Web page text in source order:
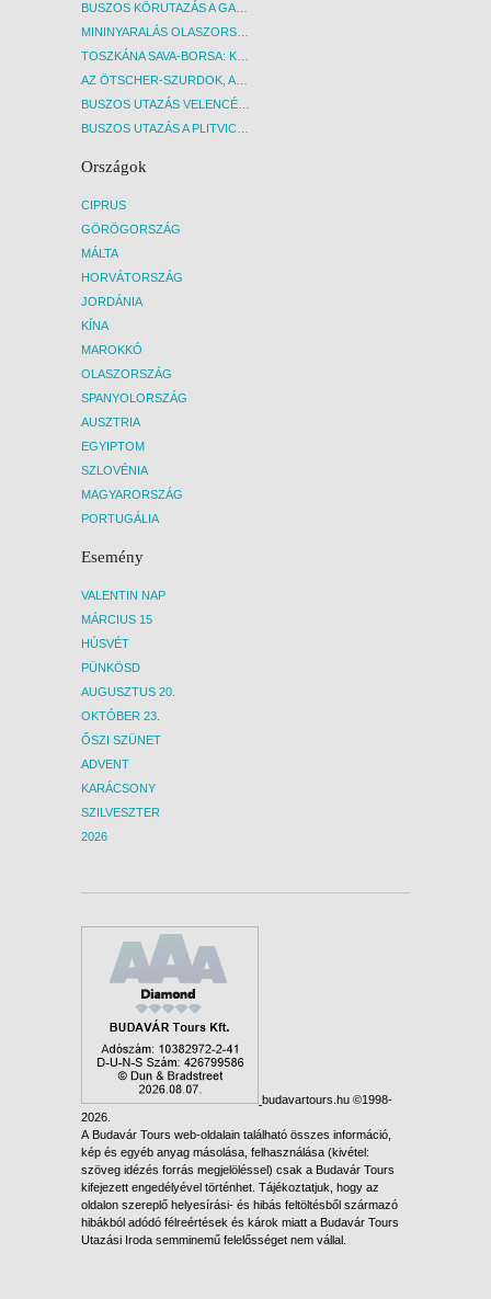
BUSZOS KÖRUTAZÁS A GARDA-TÓ KÖRNYÉKÉN - BUDAPEST, BUSZ
MININYARALÁS OLASZORSZÁGBAN: ÉSZAK-OLASZ GYÖNGYSZEMEK NYOMÁBAN - BUDAPEST, BUSZ
TOSZKÁNA SAVA-BORSA: KÓSTOLÓK ÉS KULTURÁLIS UTAZÁS - BUDAPEST, BUSZ
AZ ÖTSCHER-SZURDOK, AUSZTRIA GRAND CANYONJA - BUDAPEST, BUSZ
BUSZOS UTAZÁS VELENCÉBE - BUDAPEST, BUSZ
BUSZOS UTAZÁS A PLITVICEI-TAVAK NEMZETI PARKBA - BUDAPEST, BUSZ
Országok
CIPRUS
GÖRÖGORSZÁG
MÁLTA
HORVÁTORSZÁG
JORDÁNIA
KÍNA
MAROKKÓ
OLASZORSZÁG
SPANYOLORSZÁG
AUSZTRIA
EGYIPTOM
SZLOVÉNIA
MAGYARORSZÁG
PORTUGÁLIA
Esemény
VALENTIN NAP
MÁRCIUS 15
HÚSVÉT
PÜNKÖSD
AUGUSZTUS 20.
OKTÓBER 23.
ŐSZI SZÜNET
ADVENT
KARÁCSONY
SZILVESZTER
2026
budavartours.hu ©1998-
2026.
A Budavár Tours web-oldalain található összes információ,
kép és egyéb anyag másolása, felhasználása (kivétel:
szöveg idézés forrás megjelöléssel) csak a Budavár Tours
kifejezett engedélyével történhet. Tájékoztatjuk, hogy az
oldalon szereplő helyesírási- és hibás feltöltésből származó
hibákból adódó félreértések és károk miatt a Budavár Tours
Utazási Iroda semminemű felelősséget nem vállal.